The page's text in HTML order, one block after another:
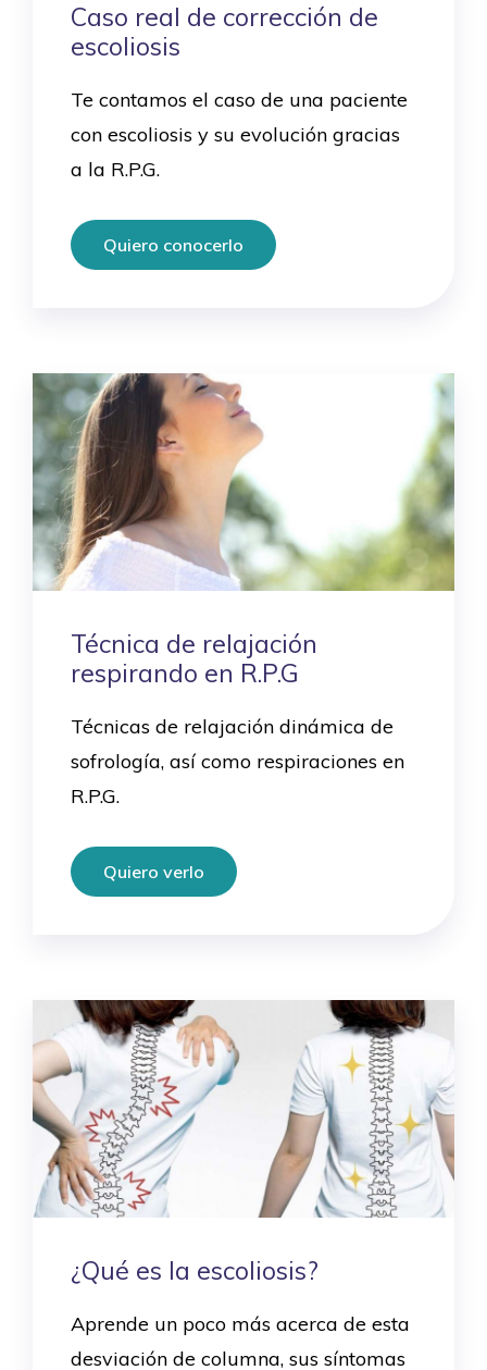
Caso real de corrección de
escoliosis
Te contamos el caso de una paciente
con escoliosis y su evolución gracias
a la R.P.G.
Quiero conocerlo
Técnica de relajación
respirando en R.P.G
Técnicas de relajación dinámica de
sofrología, así como respiraciones en
R.P.G.
Quiero verlo
¿Qué es la escoliosis?
Aprende un poco más acerca de esta
desviación de columna, sus síntomas